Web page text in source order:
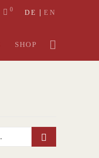
0 DE EN
SHOP